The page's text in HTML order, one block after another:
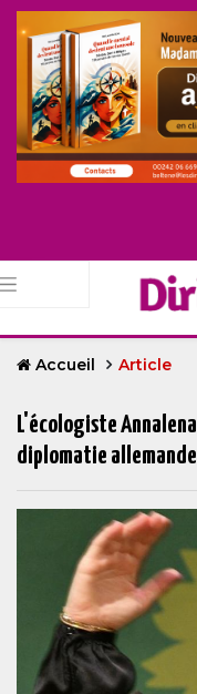
Accueil Article
L'écologiste
diplomatie allemande